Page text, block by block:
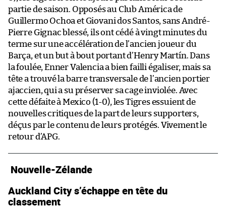
partie de saison. Opposés au Club América de
Guillermo Ochoa et Giovani dos Santos, sans André-
Pierre Gignac blessé, ils ont cédé à vingt minutes du
terme sur une accélération de l’ancien joueur du
Barça, et un but à bout portant d’Henry Martín. Dans
la foulée, Enner Valencia a bien failli égaliser, mais sa
tête a trouvé la barre transversale de l’ancien portier
ajaccien, qui a su préserver sa cage inviolée. Avec
cette défaite à Mexico (1-0), les Tigres essuient de
nouvelles critiques de la part de leurs supporters,
déçus par le contenu de leurs protégés. Vivement le
retour d’APG.
Nouvelle-Zélande
Auckland City s’échappe en tête du
classement